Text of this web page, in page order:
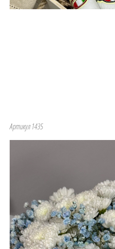
Артикул 1435